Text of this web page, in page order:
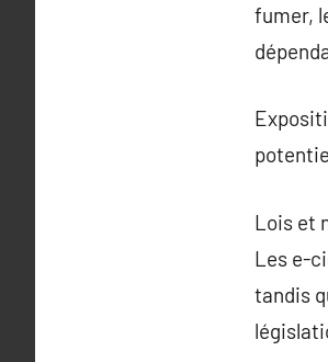
fumer,
Lois et
Les e-
tandis